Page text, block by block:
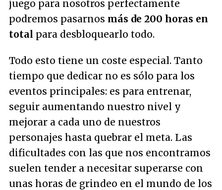
juego para nosotros perfectamente
podremos pasarnos más de 200 horas en
total para desbloquearlo todo.
Todo esto tiene un coste especial. Tanto
tiempo que dedicar no es sólo para los
eventos principales: es para entrenar,
seguir aumentando nuestro nivel y
mejorar a cada uno de nuestros
personajes hasta quebrar el meta. Las
dificultades con las que nos encontramos
suelen tender a necesitar superarse con
unas horas de grindeo en el mundo de los